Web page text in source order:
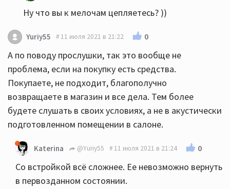
Ну что вы к мелочам цепляетесь? ))
Yuriy55 11 июля 2021 в 21:22 0
А по поводу прослушки, так это вообще не
проблема, если на покупку есть средства.
Покупаете, не подходит, благополучно
возвращаете в магазин и все дела. Тем более
будете слушать в своих условиях, а не в акустически
подготовленном помещении в салоне.
Katerina @Yuriy55 11 июля 2021 в 21:24 0
Со встройкой всё сложнее. Ее невозможно вернуть
в первозданном состоянии.